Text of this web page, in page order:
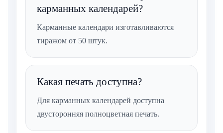
карманных календарей?
Карманные календари изготавливаются
тиражом от 50 штук.
Какая печать доступна?
Для карманных календарей доступна
двусторонняя полноцветная печать.